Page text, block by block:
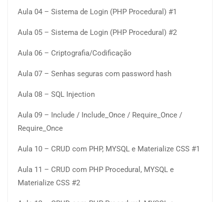
Aula 04 – Sistema de Login (PHP Procedural) #1
Aula 05 – Sistema de Login (PHP Procedural) #2
Aula 06 – Criptografia/Codificação
Aula 07 – Senhas seguras com password hash
Aula 08 – SQL Injection
Aula 09 – Include / Include_Once / Require_Once /
Require_Once
Aula 10 – CRUD com PHP, MYSQL e Materialize CSS #1
Aula 11 – CRUD com PHP Procedural, MYSQL e
Materialize CSS #2